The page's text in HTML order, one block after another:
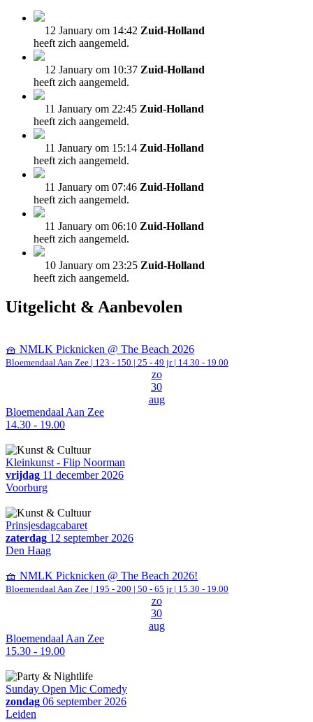
12 January om 14:42 Zuid-Holland
heeft zich aangemeld.
12 January om 10:37 Zuid-Holland
heeft zich aangemeld.
11 January om 22:45 Zuid-Holland
heeft zich aangemeld.
11 January om 15:14 Zuid-Holland
heeft zich aangemeld.
11 January om 07:46 Zuid-Holland
heeft zich aangemeld.
11 January om 06:10 Zuid-Holland
heeft zich aangemeld.
10 January om 23:25 Zuid-Holland
heeft zich aangemeld.
Uitgelicht & Aanbevolen
🧺 NMLK Picknicken @ The Beach 2026
Bloemendaal Aan Zee | 123 - 150 | 25 - 49 jr | 14.30 - 19.00
zo
30
aug
Bloemendaal Aan Zee
14.30 - 19.00
Kleinkunst - Flip Noorman
vrijdag 11 december 2026
Voorburg
Prinsjesdagcabaret
zaterdag 12 september 2026
Den Haag
🧺 NMLK Picknicken @ The Beach 2026!
Bloemendaal Aan Zee | 195 - 200 | 50 - 65 jr | 15.30 - 19.00
zo
30
aug
Bloemendaal Aan Zee
15.30 - 19.00
Sunday Open Mic Comedy
zondag 06 september 2026
Leiden